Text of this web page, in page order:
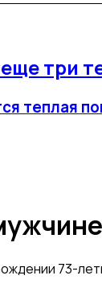
три
теплая
73-